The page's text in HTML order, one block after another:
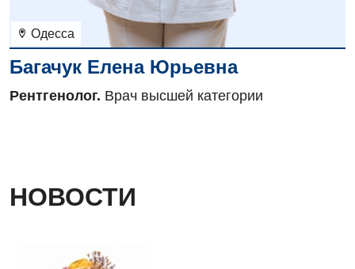
Одесса
Багачук Елена Юрьевна
Рентгенолог. Врач высшей категории
НОВОСТИ